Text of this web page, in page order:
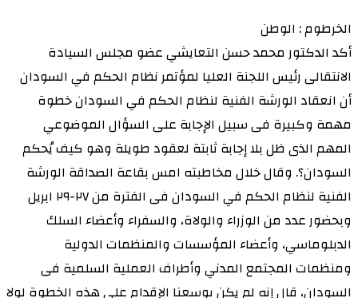
الخرطوم : الوطن
أكد الدكتور محمد حسن التعايشي عضو مجلس السيادة
الانتقالى رئيس اللجنة العليا لمؤتمر نظام الحكم في السودان
أن انعقاد الورشة الفنية لنظام الحكم في السودان خطوة
مهمة وكبيرة فى سبيل الإجابة على السؤال الموضوعي
المهم الذى ظل بلا إجابة ثابتة لعقود طويلة وهو كيف يُحكم
السودان؟. وقال خلال مخاطبته امس بقاعة الصداقة الورشة
الفنية لنظام الحكم في السودان فى الفترة من ٢٧-٢٩ ابريل
وبحضور عدد من الوزراء والولاة، والسفراء وأعضاء السلك
الدبلوماسي، وأعضاء المؤسسات والمنظمات الدولية
ومنظمات المجتمع المدني وأطراف العملية السلمية فى
السودان، قال إنه لم يكن بوسعنا الإقدام على هذه الخطوة لولا